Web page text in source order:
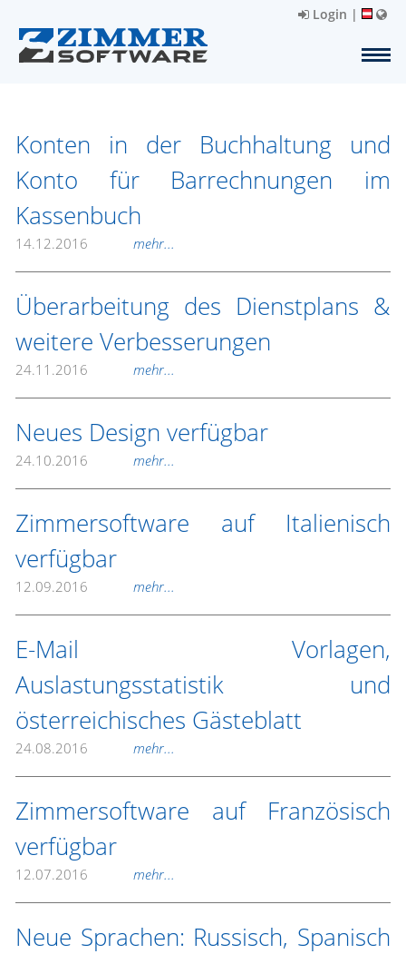
Login |
Konten in der Buchhaltung und
Konto für Barrechnungen im
Kassenbuch
14.12.2016 mehr...
Überarbeitung des Dienstplans &
weitere Verbesserungen
24.11.2016 mehr...
Neues Design verfügbar
24.10.2016 mehr...
Zimmersoftware auf Italienisch
verfügbar
12.09.2016 mehr...
E-Mail Vorlagen,
Auslastungsstatistik und
österreichisches Gästeblatt
24.08.2016 mehr...
Zimmersoftware auf Französisch
verfügbar
12.07.2016 mehr...
Neue Sprachen: Russisch, Spanisch